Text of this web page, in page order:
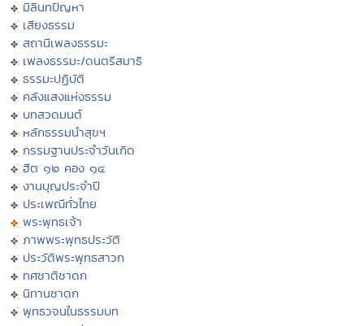
มิลินทปัญหา
เสียงธรรม
สถานีเพลงธรรมะ
เพลงธรรมะ/ดนตรีสมาธิ
ธรรมะปฏิบัติ
คลังแสงแห่งธรรม
บทสวดมนต์
หลักธรรมนำสุขฯ
กรรมฐานประจำวันเกิด
ฮีต ๑๒ คอง ๑๔
งานบุญประจำปี
ประเพณีทั่วไทย
พระพุทธเจ้า
ภาพพระพุทธประวัติ
ประวัติพระพุทธสาวก
ทศชาติชาดก
นิทานชาดก
พุทธวจนในธรรมบท